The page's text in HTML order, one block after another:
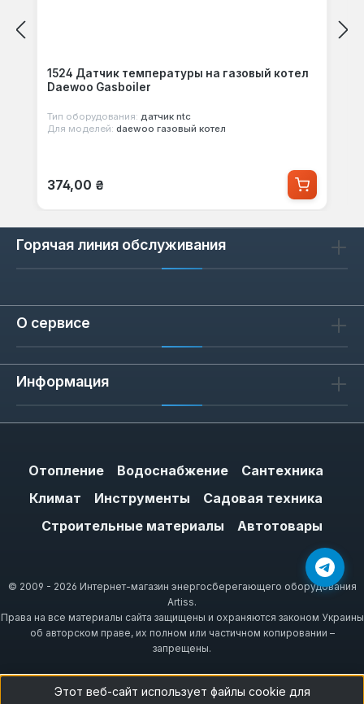
1524 Датчик температуры на газовый котел
Daewoo Gasboiler
Тип оборудования: датчик ntc
Для моделей: daewoo газовый котел
Обычная цена:
374,00 ₴
Горячая линия обслуживания
О сервисе
Информация
Отопление Водоснабжение
Сантехника
Климат
Инструменты
Садовая техника
Строительные материалы
Автотовары
© 2009 - 2026 Интернет-магазин энергосберегающего оборудования
Artiss.
Права на все материалы сайта защищены и охраняются законом Украины
об авторском праве, их полном или частичном копировании –
запрещены.
Этот веб-сайт использует файлы cookie для